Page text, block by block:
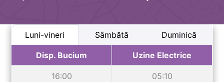
Luni-vineri Sâmbătă Duminică
Disp. Bucium Uzine Electrice
16:00 05:10